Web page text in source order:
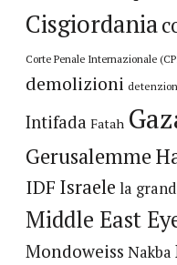
Cisgiordania
Corte Penale Internazionale
demolizioni
Intifada Fatah
Gerusalemme
IDF Israele la
Middle East
Mondoweiss Nakba